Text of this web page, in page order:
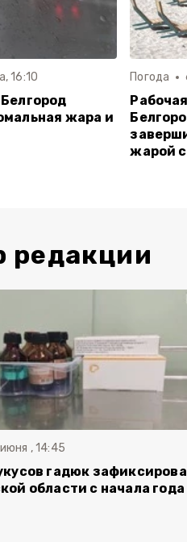
16:10
жара и
Погода
жарой с
редакции
, 14:45
гадюк
области с начала года